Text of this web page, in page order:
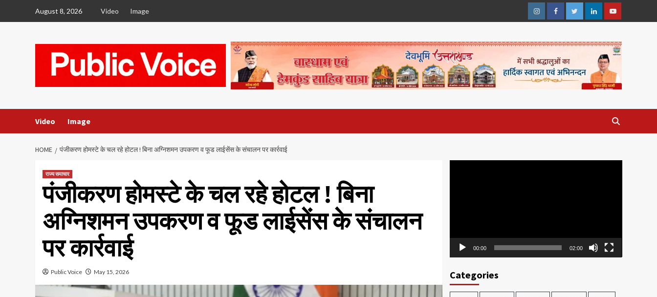
August 8, 2026 Video Image
InstagramFacebookTwitterLinkedinYoutube
Video Image
HOME पंजीकरण होमस्टे के चल रहे होटल ! बिना अग्निशमन उपकरण व फूड लाईसेंस के संचालन पर कार्रवाई
राज्य समाचार
पंजीकरण होमस्टे के चल रहे होटल ! बिना
अग्निशमन उपकरण व फूड लाईसेंस के संचालन
पर कार्रवाई
Public Voice May 15, 2026
00:00 02:00
Categories